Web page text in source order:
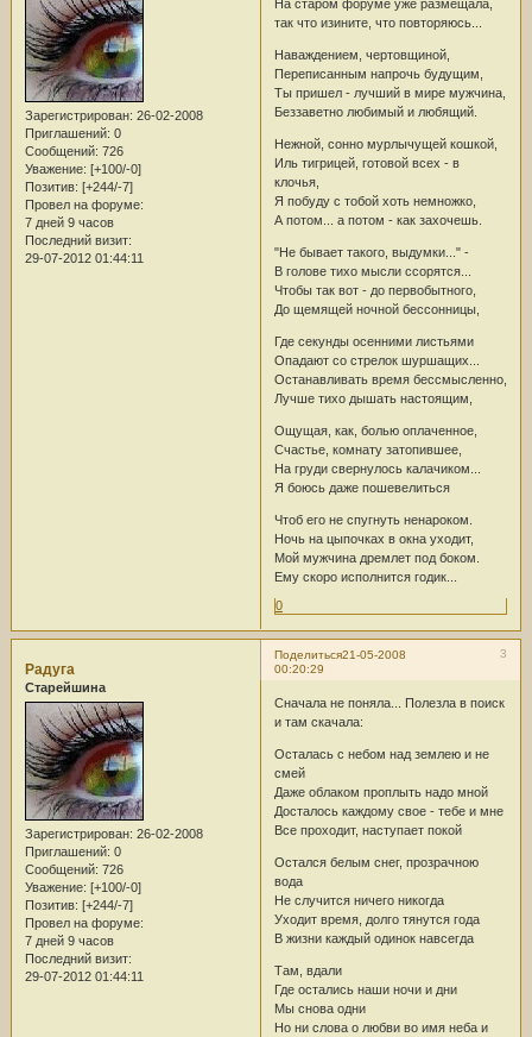
Зарегистрирован: 26-02-2008
Приглашений: 0
Сообщений: 726
Уважение: [+100/-0]
Позитив: [+244/-7]
Провел на форуме:
7 дней 9 часов
Последний визит:
29-07-2012 01:44:11
На старом форуме уже размещала,
так что изините, что повторяюсь...
Наваждением, чертовщиной,
Переписанным напрочь будущим,
Ты пришел - лучший в мире мужчина,
Беззаветно любимый и любящий.
Нежной, сонно мурлычущей кошкой,
Иль тигрицей, готовой всех - в
клочья,
Я побуду с тобой хоть немножко,
А потом... а потом - как захочешь.
"Не бывает такого, выдумки..." -
В голове тихо мысли ссорятся...
Чтобы так вот - до первобытного,
До щемящей ночной бессонницы,
Где секунды осенними листьями
Опадают со стрелок шуршащих...
Останавливать время бессмысленно,
Лучше тихо дышать настоящим,
Ощущая, как, болью оплаченное,
Счастье, комнату затопившее,
На груди свернулось калачиком...
Я боюсь даже пошевелиться
Чтоб его не спугнуть ненароком.
Ночь на цыпочках в окна уходит,
Мой мужчина дремлет под боком.
Ему скоро исполнится годик...
0
Поделиться 3
21-05-2008
00:20:29
Радуга
Старейшина
Зарегистрирован: 26-02-2008
Приглашений: 0
Сообщений: 726
Уважение: [+100/-0]
Позитив: [+244/-7]
Провел на форуме:
7 дней 9 часов
Последний визит:
29-07-2012 01:44:11
Сначала не поняла... Полезла в поиск
и там скачала:
Осталась с небом над землею и не
смей
Даже облаком проплыть надо мной
Досталось каждому свое - тебе и мне
Все проходит, наступает покой
Остался белым снег, прозрачною
вода
Не случится ничего никогда
Уходит время, долго тянутся года
В жизни каждый одинок навсегда
Там, вдали
Где остались наши ночи и дни
Мы снова одни
Но ни слова о любви во имя неба и